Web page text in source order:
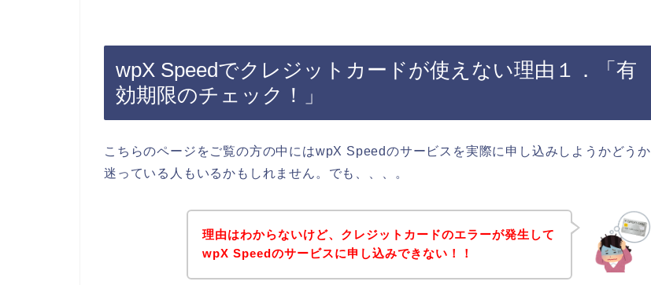
wpX Speedでクレジットカードが使えない理由１．「有
効期限のチェック！」
こちらのページをご覧の方の中にはwpX Speedのサービスを実際に申し込みしようかどうか
迷っている人もいるかもしれません。でも、、、。
理由はわからないけど、クレジットカードのエラーが発生して
wpX Speedのサービスに申し込みできない！！